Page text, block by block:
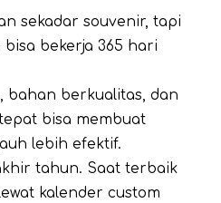
sekadar souvenir, tapi
bekerja 365 hari
bahan berkualitas, dan
bisa membuat
lebih efektif.
tahun. Saat terbaik
kalender custom